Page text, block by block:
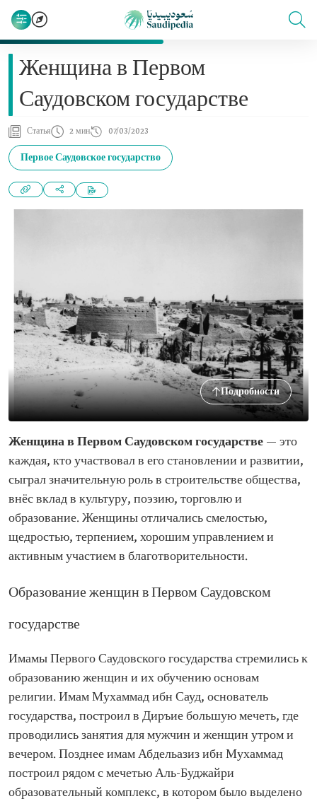
Женщина в Первом
Саудовском государстве
Статья 2 мин 07/03/2023
Первое Саудовское государство
Подробности
Женщина в Первом Саудовском государстве — это
каждая, кто участвовал в его становлении и развитии,
сыграл значительную роль в строительстве общества,
внёс вклад в культуру, поэзию, торговлю и
образование. Женщины отличались смелостью,
щедростью, терпением, хорошим управлением и
активным участием в благотворительности.
Образование женщин в Первом Саудовском
государстве
Имамы Первого Саудовского государства стремились к
образованию женщин и их обучению основам
религии. Имам Мухаммад ибн Сауд, основатель
государства, построил в Диръие большую мечеть, где
проводились занятия для мужчин и женщин утром и
вечером. Позднее имам Абдельазиз ибн Мухаммад
построил рядом с мечетью Аль-Буджайри
образовательный комплекс, в котором было выделено